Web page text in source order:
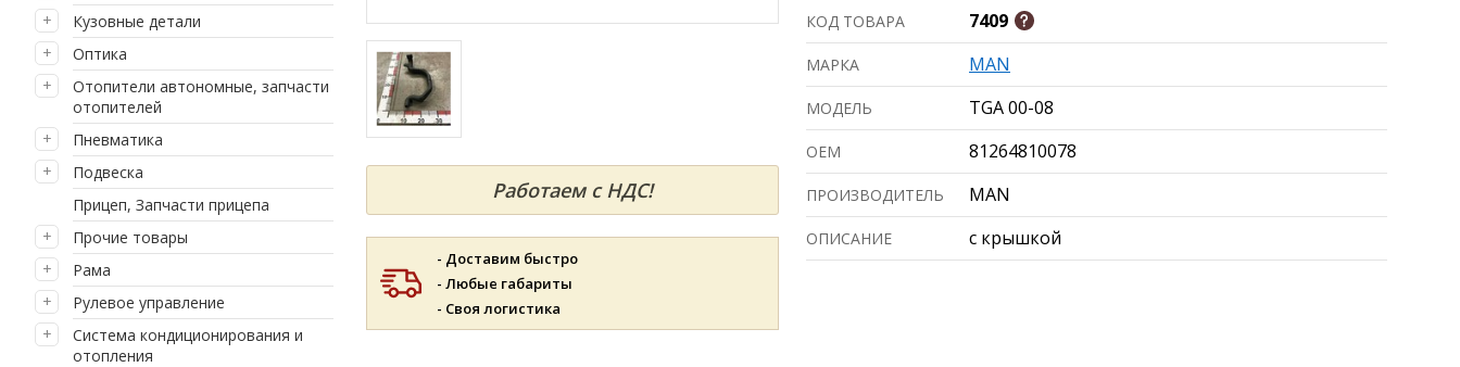
Кузовные детали
Оптика
Отопители автономные, запчасти
отопителей
Пневматика
Подвеска
Прицеп, Запчасти прицепа
Прочие товары
Рама
Рулевое управление
Система кондиционирования и
отопления
Работаем с НДС!
- Доставим быстро
- Любые габариты
- Своя логистика
КОД ТОВАРА 7409
МАРКА MAN
МОДЕЛЬ TGA 00-08
ОЕМ 81264810078
ПРОИЗВОДИТЕЛЬ MAN
ОПИСАНИЕ с крышкой